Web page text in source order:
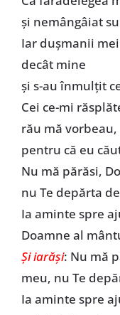
și nemângâiat
Iar dușmanii
decât mine
și s-au înmulțit
Cei ce-mi
rău mă vorbeau,
pentru că eu
Nu mă părăsi,
nu Te depărta
Ia aminte spre
Doamne al
Și iarăși: Nu mă
meu, nu Te
Ia aminte spre